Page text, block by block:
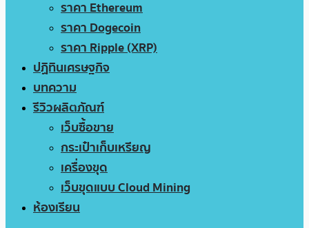
ราคา Ethereum
ราคา Dogecoin
ราคา Ripple (XRP)
ปฏิทินเศรษฐกิจ
บทความ
รีวิวผลิตภัณฑ์
เว็บซื้อขาย
กระเป๋าเก็บเหรียญ
เครื่องขุด
เว็บขุดแบบ Cloud Mining
ห้องเรียน